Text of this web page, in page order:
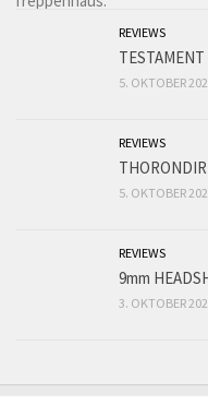
REVIEWS
5. OKTOBER
REVIEWS
5. OKTOBER
REVIEWS
9mm
3. OKTOBER